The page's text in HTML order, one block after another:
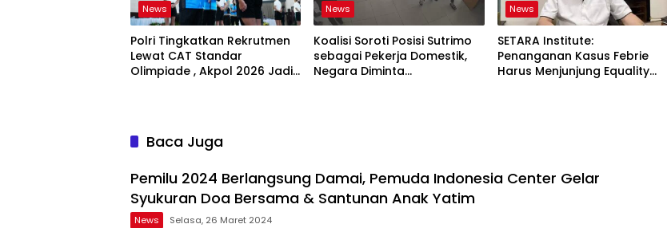
News
Polri Tingkatkan Rekrutmen
Lewat CAT Standar
Olimpiade , Akpol 2026 Jadi
News
Koalisi Soroti Posisi Sutrimo
sebagai Pekerja Domestik,
Negara Diminta
News
SETARA Institute:
Penanganan Kasus Febrie
Harus Menjunjung Equality
Baca Juga
Pemilu 2024 Berlangsung Damai, Pemuda Indonesia Center Gelar
Syukuran Doa Bersama & Santunan Anak Yatim
News Selasa, 26 Maret 2024